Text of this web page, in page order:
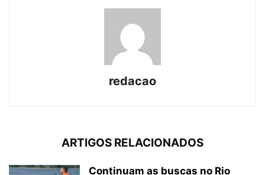
redacao
ARTIGOS RELACIONADOS
Continuam as buscas no Rio